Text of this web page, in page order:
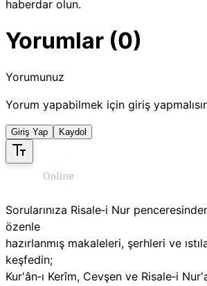
haberdar olun.
Yorumlar (0)
Yorumunuz
Yorum yapabilmek için giriş
Giriş Yap Kaydol
Sorularınıza Risale‑i Nur
özenle
hazırlanmış makaleleri, şerhleri ve
keşfedin;
Kur'ân‑ı Kerîm, Cevşen ve Risale‑i